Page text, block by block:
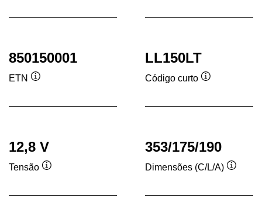
850150001
ETN
ferramenta
LL150LT
Código curto
ferramenta
12,8 V
Tensão
ferramenta
353/175/190
Dimensões (C/L/A)